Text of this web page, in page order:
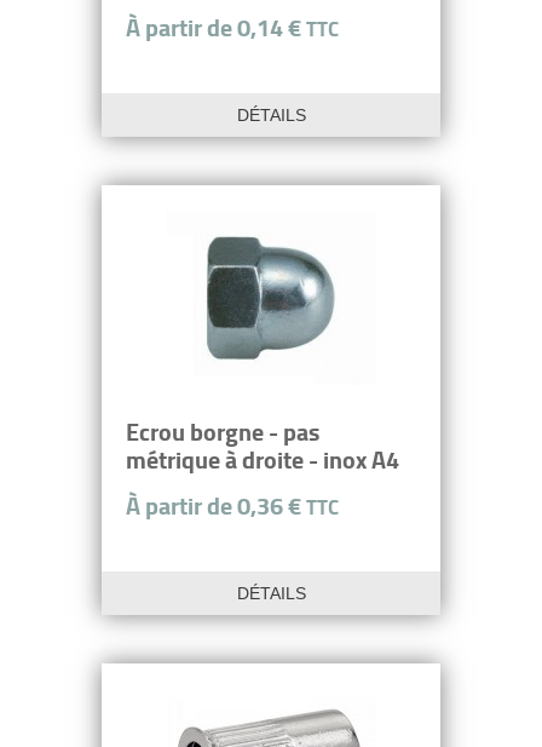
À partir de 0,14 €TTC
DÉTAILS
Ecrou borgne - pas
métrique à droite - inox A4
À partir de 0,36 €TTC
DÉTAILS